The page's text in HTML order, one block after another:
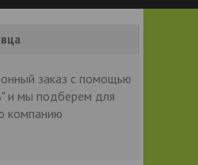
заказ с помощью
и мы подберем для
компанию